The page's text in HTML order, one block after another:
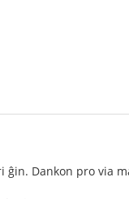
ĝin. Dankon pro via